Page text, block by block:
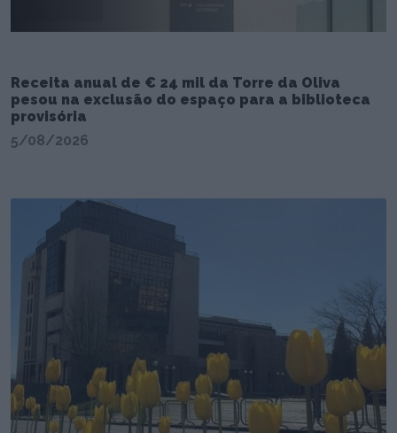
Receita anual de € 24 mil da Torre da Oliva
pesou na exclusão do espaço para a biblioteca
provisória
5/08/2026